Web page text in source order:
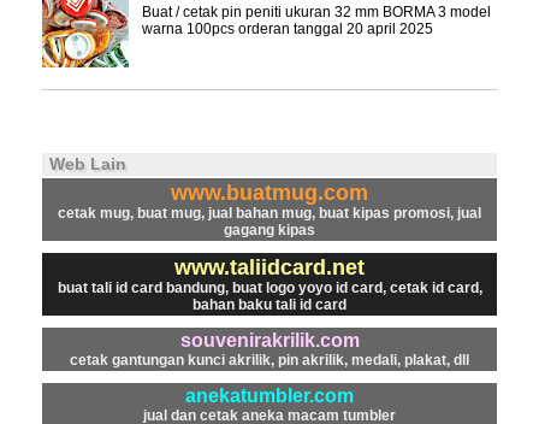
Buat / cetak pin peniti ukuran 32 mm BORMA 3 model
warna 100pcs orderan tanggal 20 april 2025
Web Lain
www.buatmug.com
cetak mug, buat mug, jual bahan mug, buat kipas promosi, jual
gagang kipas
www.taliidcard.net
buat tali id card bandung, buat logo yoyo id card, cetak id card,
bahan baku tali id card
souvenirakrilik.com
cetak gantungan kunci akrilik, pin akrilik, medali, plakat, dll
anekatumbler.com
jual dan cetak aneka macam tumbler